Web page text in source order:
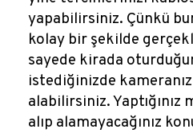
yapabilirsiniz. Çünkü
kolay bir şekilde
sayede kirada
istediğinizde
alabilirsiniz. Yaptığınız
alıp alamayacağınız